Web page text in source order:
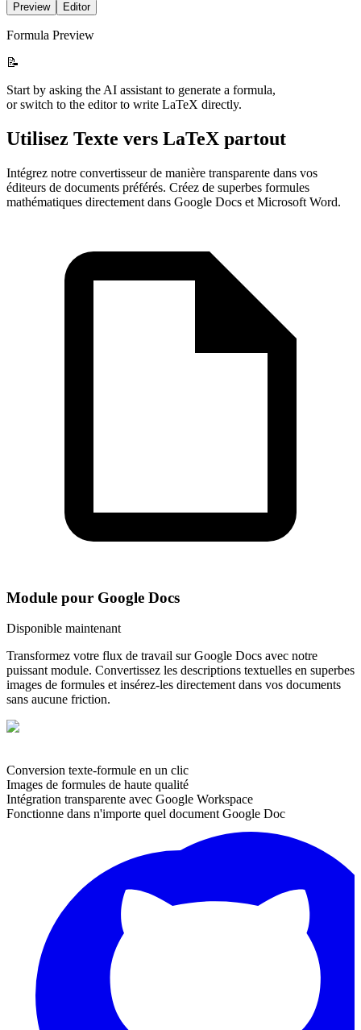
Preview
Editor
Formula Preview
📝
Start by asking the AI assistant to generate a formula,
or switch to the editor to write LaTeX directly.
Utilisez Texte vers LaTeX partout
Intégrez notre convertisseur de manière transparente dans vos
éditeurs de documents préférés. Créez de superbes formules
mathématiques directement dans Google Docs et Microsoft Word.
Module pour Google Docs
Disponible maintenant
Transformez votre flux de travail sur Google Docs avec notre
puissant module. Convertissez les descriptions textuelles en superbes
images de formules et insérez-les directement dans vos documents
sans aucune friction.
Conversion texte-formule en un clic
Images de formules de haute qualité
Intégration transparente avec Google Workspace
Fonctionne dans n'importe quel document Google Doc